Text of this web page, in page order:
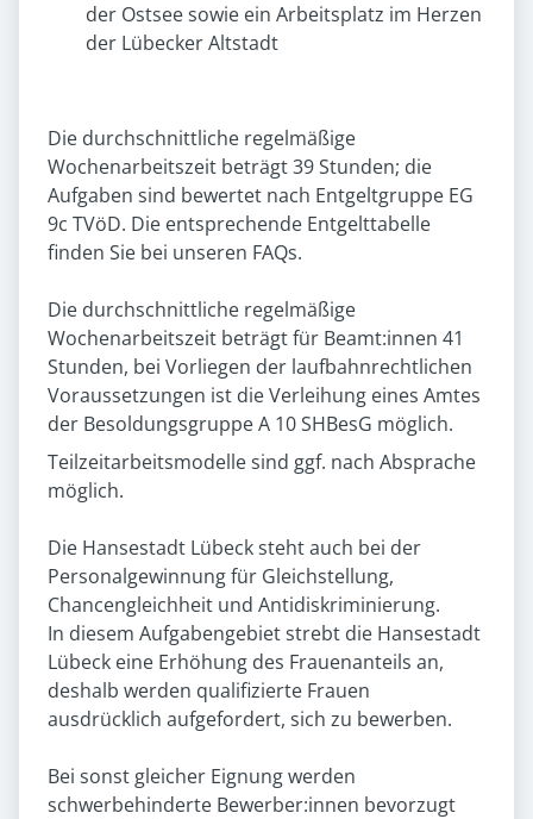
der Ostsee sowie ein Arbeitsplatz im Herzen
der Lübecker Altstadt
Die durchschnittliche regelmäßige
Wochenarbeitszeit beträgt 39 Stunden; die
Aufgaben sind bewertet nach Entgeltgruppe EG
9c TVöD. Die entsprechende Entgelttabelle
finden Sie bei unseren FAQs.
Die durchschnittliche regelmäßige
Wochenarbeitszeit beträgt für Beamt:innen 41
Stunden, bei Vorliegen der laufbahnrechtlichen
Voraussetzungen ist die Verleihung eines Amtes
der Besoldungsgruppe A 10 SHBesG möglich.
Teilzeitarbeitsmodelle sind ggf. nach Absprache
möglich.
Die Hansestadt Lübeck steht auch bei der
Personalgewinnung für Gleichstellung,
Chancengleichheit und Antidiskriminierung.
In diesem Aufgabengebiet strebt die Hansestadt
Lübeck eine Erhöhung des Frauenanteils an,
deshalb werden qualifizierte Frauen
ausdrücklich aufgefordert, sich zu bewerben.
Bei sonst gleicher Eignung werden
schwerbehinderte Bewerber:innen bevorzugt